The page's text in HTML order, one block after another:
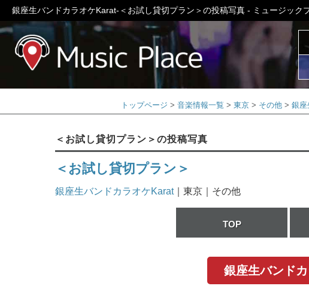
銀座生バンドカラオケKarat-＜お試し貸切プラン＞の投稿写真 - ミュージック
ミュージックプレイス
トップページ 音楽情報一覧 東京 その他 銀座
＜お試し貸切プラン＞の投稿写真
＜お試し貸切プラン＞
銀座生バンドカラオケKarat｜東京｜その他
TOP
銀座生バンド